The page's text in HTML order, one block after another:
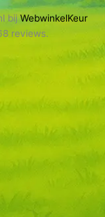
bijWebwinkelKeur
reviews.